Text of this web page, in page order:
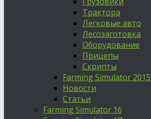
Трактора
Легковые авто
Лесозаготовка
Оборудование
Прицепы
Скрипты
Farming Simulator 2015
Новости
Статьи
Farming Simulator 16